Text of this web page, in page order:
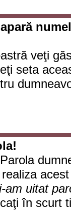
veţi
seta
am uitat
în scurt